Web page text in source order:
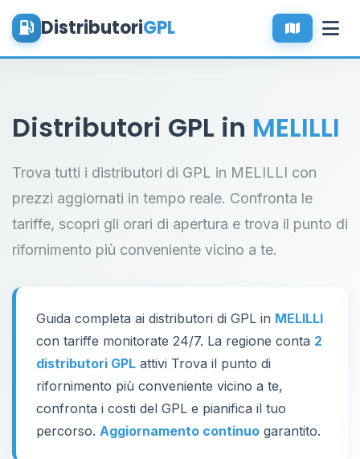
DistributoriGPL
Distributori GPL in MELILLI
Trova tutti i distributori di GPL in MELILLI con
prezzi aggiornati in tempo reale. Confronta le
tariffe, scopri gli orari di apertura e trova il punto di
rifornimento più conveniente vicino a te.
Guida completa ai distributori di GPL in MELILLI
con tariffe monitorate 24/7. La regione conta 2
distributori GPL attivi Trova il punto di
rifornimento più conveniente vicino a te,
confronta i costi del GPL e pianifica il tuo
percorso. Aggiornamento continuo garantito.